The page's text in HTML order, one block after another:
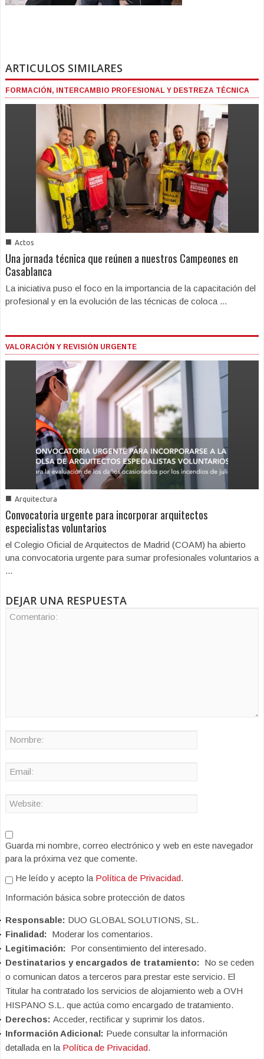
ARTICULOS SIMILARES
FORMACIÓN, INTERCAMBIO PROFESIONAL Y DESTREZA TÉCNICA
■ Actos
Una jornada técnica que reúnen a nuestros Campeones en
Casablanca
La iniciativa puso el foco en la importancia de la capacitación del
profesional y en la evolución de las técnicas de coloca ...
VALORACIÓN Y REVISIÓN URGENTE
■ Arquitectura
Convocatoria urgente para incorporar arquitectos
especialistas voluntarios
el Colegio Oficial de Arquitectos de Madrid (COAM) ha abierto
una convocatoria urgente para sumar profesionales voluntarios a
...
DEJAR UNA RESPUESTA
Guarda mi nombre, correo electrónico y web en este navegador
para la próxima vez que comente.
He leído y acepto la Política de Privacidad.
Información básica sobre protección de datos
Responsable: DUO GLOBAL SOLUTIONS, SL.
Finalidad: Moderar los comentarios.
Legitimación: Por consentimiento del interesado.
Destinatarios y encargados de tratamiento: No se ceden
o comunican datos a terceros para prestar este servicio. El
Titular ha contratado los servicios de alojamiento web a OVH
HISPANO S.L. que actúa como encargado de tratamiento.
Derechos: Acceder, rectificar y suprimir los datos.
Información Adicional: Puede consultar la información
detallada en la Política de Privacidad.